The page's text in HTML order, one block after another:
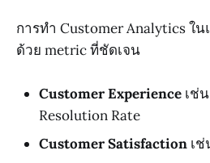
การทำ Customer Analytics ใ
ด้วย metric ที่ชัดเจน
Customer Experience เช่
Resolution Rate
Customer Satisfaction เช่